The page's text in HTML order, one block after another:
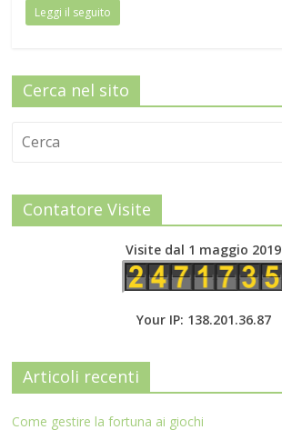
Leggi il seguito
Cerca nel sito
Contatore Visite
Visite dal 1 maggio 2019
Your IP: 138.201.36.87
Articoli recenti
Come gestire la fortuna ai giochi